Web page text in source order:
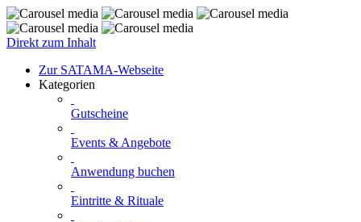
Direkt zum Inhalt
Zur SATAMA-Webseite
Kategorien
Gutscheine
Events & Angebote
Anwendung buchen
Eintritte & Rituale